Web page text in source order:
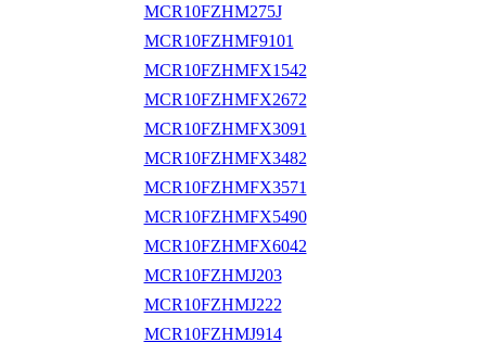
MCR10FZHM275J
MCR10FZHMF9101
MCR10FZHMFX1542
MCR10FZHMFX2672
MCR10FZHMFX3091
MCR10FZHMFX3482
MCR10FZHMFX3571
MCR10FZHMFX5490
MCR10FZHMFX6042
MCR10FZHMJ203
MCR10FZHMJ222
MCR10FZHMJ914